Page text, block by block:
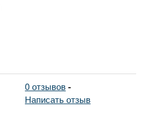
0 отзывов-
Написать отзыв